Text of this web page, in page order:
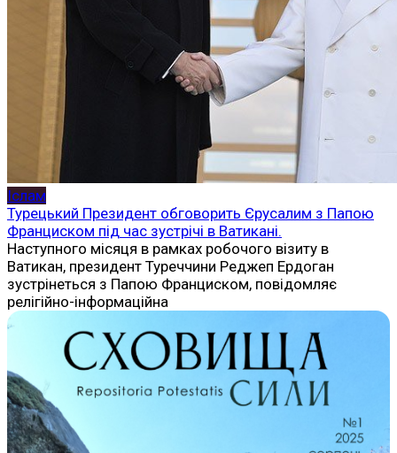
Іслам
Турецький Президент обговорить Єрусалим з Папою
Франциском під час зустрічі в Ватикані.
Наступного місяця в рамках робочого візиту в
Ватикан, президент Туреччини Реджеп Ердоган
зустрінеться з Папою Франциском, повідомляє
релігійно-інформаційна